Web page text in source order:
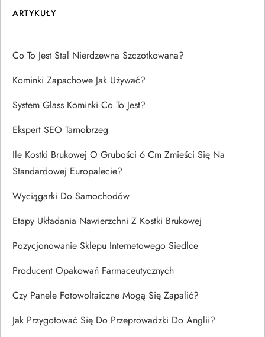
ARTYKUŁY
Co To Jest Stal Nierdzewna Szczotkowana?
Kominki Zapachowe Jak Używać?
System Glass Kominki Co To Jest?
Ekspert SEO Tarnobrzeg
Ile Kostki Brukowej O Grubości 6 Cm Zmieści Się Na
Standardowej Europalecie?
Wyciągarki Do Samochodów
Etapy Układania Nawierzchni Z Kostki Brukowej
Pozycjonowanie Sklepu Internetowego Siedlce
Producent Opakowań Farmaceutycznych
Czy Panele Fotowoltaiczne Mogą Się Zapalić?
Jak Przygotować Się Do Przeprowadzki Do Anglii?